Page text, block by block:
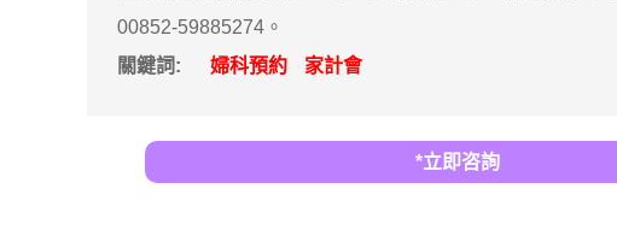
00852-59885274。
關鍵詞:
婦科預約 家計會
*立即咨詢